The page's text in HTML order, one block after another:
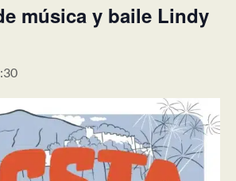
música y baile Lindy